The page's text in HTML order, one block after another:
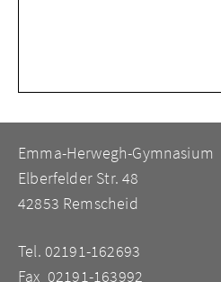
Emma-Herwegh-Gymnasium
Elberfelder Str. 48
42853 Remscheid
Tel. 02191-162693
Fax 02191-163992